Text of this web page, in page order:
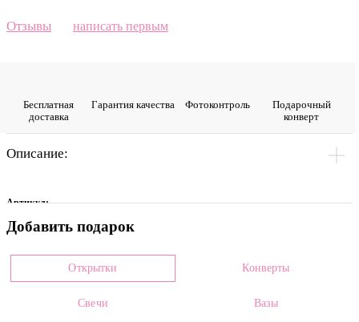
Отзывы написать первым
Бесплатная
доставка
Гарантия качества Фото­контроль
Подарочный
конверт
Описание:
Артикул:
0017193
Цвет
Микс
Добавить подарок
Открытки Конверты
Свечи Вазы